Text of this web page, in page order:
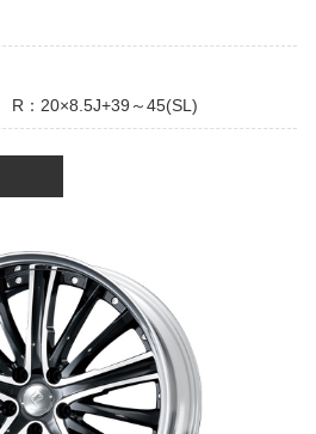
：20×8.5J+39～45(SL)